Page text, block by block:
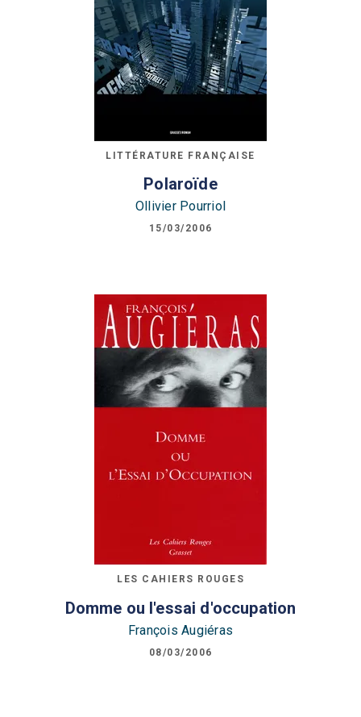
LITTÉRATURE FRANÇAISE
Polaroïde
Ollivier Pourriol
15/03/2006
LES CAHIERS ROUGES
Domme ou l'essai d'occupation
François Augiéras
08/03/2006